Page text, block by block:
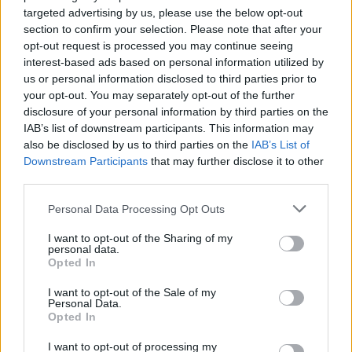
targeted advertising by us, please use the below opt-out
section to confirm your selection. Please note that after your
opt-out request is processed you may continue seeing
interest-based ads based on personal information utilized by
us or personal information disclosed to third parties prior to
your opt-out. You may separately opt-out of the further
disclosure of your personal information by third parties on the
IAB’s list of downstream participants. This information may
also be disclosed by us to third parties on the IAB’s List of
Downstream Participants that may further disclose it to other
Please note that this website/app uses one or more Google
not limited to your visit or usage behaviour. You may click to
grant or deny consent to Google and its third-party tags to
use your data for below specified purposes in below Google
consent section.
Personal Data Processing Opt Outs
I want to opt-out of the Sharing of my
personal data.
Opted In
I want to opt-out of the Sale of my
Personal Data.
Opted In
I want to opt-out of processing my
Csendélet 5.0: alig balesetveszélyes lépcső és remek
állapotban levő buszmegálló mutatja, hogy Szolnok mennyire
élhető város
Pénteken újra csökken a benzin és a gázolaj ára is
Napokon belül megválasztja az új köztársasági elnököt az
Országgyűlés
Kiterjedt tüzek pusztítanak az országban, köztük Karcagon
számoltak be a szolnoki börtönből
Váratlan fennakadás borította fel a Szolnok–Kecskemét
vasútvonal közlekedését
A polgármester a szolnoki cégekhez fordult: több száz